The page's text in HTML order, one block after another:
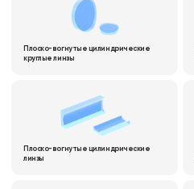
Плоско-вогнутые цилиндрические
круглые линзы
Плоско-вогнутые цилиндрические
линзы